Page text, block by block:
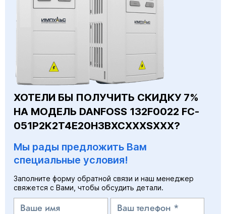
ХОТЕЛИ БЫ ПОЛУЧИТЬ СКИДКУ 7%
НА МОДЕЛЬ DANFOSS 132F0022 FC-
051P2K2T4E20H3BXCXXXSXXX?
Мы рады предложить Вам
специальные условия!
Заполните форму обратной связи и наш менеджер
свяжется с Вами, чтобы обсудить детали.